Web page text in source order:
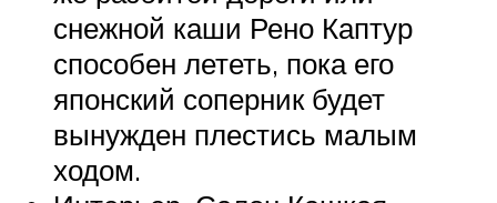
снежной каши Рено Каптур
способен лететь, пока его
японский соперник будет
вынужден плестись малым
ходом.